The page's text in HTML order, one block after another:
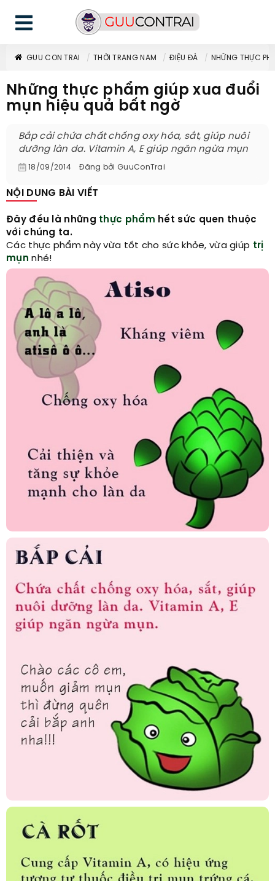
GUU CON TRAI THỜI TRANG NAM ĐIỆU ĐÀ NHỮNG THỰC
Những thực phẩm giúp xua đuổi
mụn hiệu quả bất ngờ
Bắp cải chứa chất chống oxy hóa, sắt, giúp nuôi
dưỡng làn da. Vitamin A, E giúp ngăn ngừa mụn
18/09/2014 Đăng bởi GuuConTrai
NỘI DUNG BÀI VIẾT
Đây đều là những thực phẩm hết sức quen thuộc
với chúng ta.
Các thực phẩm này vừa tốt cho sức khỏe, vừa giúp trị
mụn nhé!